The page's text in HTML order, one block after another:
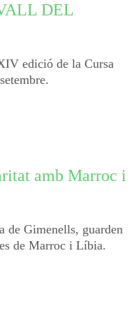
DEL
edició de la Cursa
amb Marroc i
de Gimenells, guarden
de Marroc i Líbia.